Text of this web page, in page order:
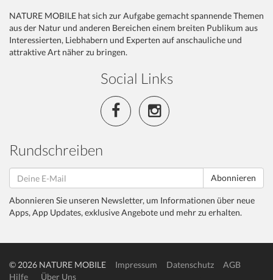
NATURE MOBILE hat sich zur Aufgabe gemacht spannende Themen
aus der Natur und anderen Bereichen einem breiten Publikum aus
Interessierten, Liebhabern und Experten auf anschauliche und
attraktive Art näher zu bringen.
Social Links
Rundschreiben
Abonnieren
Abonnieren Sie unseren Newsletter, um Informationen über neue
Apps, App Updates, exklusive Angebote und mehr zu erhalten.
© 2026 NATURE MOBILE Impressum Datenschutz
AGB
Hilfe
Über Uns